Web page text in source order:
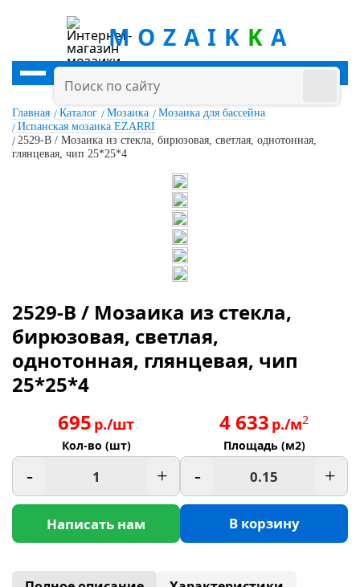
MOZAIK K A
Главная Каталог Мозаика
Мозаика для бассейна
Испанская мозаика EZARRI
2529-B / Мозаика из стекла, бирюзовая, светлая, однотонная,
глянцевая, чип 25*25*4
2529-B / Мозаика из стекла,
бирюзовая, светлая,
однотонная, глянцевая, чип
25*25*4
695 р./шт
Кол-во (шт)
- +
Написать нам
4 633 р./м2
Площадь (м2)
- +
В корзину